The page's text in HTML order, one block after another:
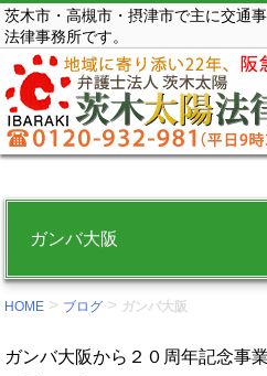
コ
ン
テ
ン
ツ
を
る。
茨木市・高槻市・摂津市で主に交通
法律事務所です。
ガンバ大阪
HOME > ブログ > ガンバ大阪
ガンバ大阪から２０周年記念事